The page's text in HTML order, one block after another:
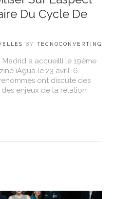
Du Cycle De
BY TECNOCONVERTING
Madrid a accueilli le 19ème
iAgua le 23 avril. 6
ont discuté des
enjeux de la relation